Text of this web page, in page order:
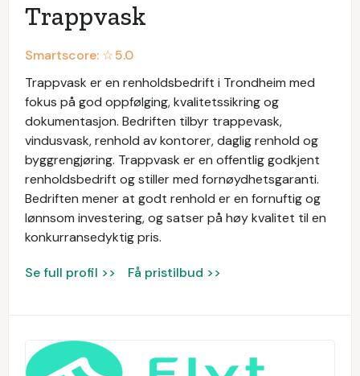
Trappvask
Smartscore: ☆5.0
Trappvask er en renholdsbedrift i Trondheim med
fokus på god oppfølging, kvalitetssikring og
dokumentasjon. Bedriften tilbyr trappevask,
vindusvask, renhold av kontorer, daglig renhold og
byggrengjøring. Trappvask er en offentlig godkjent
renholdsbedrift og stiller med fornøydhetsgaranti.
Bedriften mener at godt renhold er en fornuftig og
lønnsom investering, og satser på høy kvalitet til en
konkurransedyktig pris.
Se full profil >> Få pristilbud >>